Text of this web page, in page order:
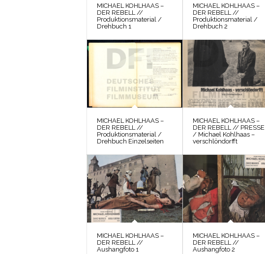
MICHAEL KOHLHAAS –
DER REBELL //
Produktionsmaterial /
Drehbuch 1
MICHAEL KOHLHAAS –
DER REBELL //
Produktionsmaterial /
Drehbuch 2
MICHAEL KOHLHAAS –
DER REBELL //
Produktionsmaterial /
Drehbuch Einzelseiten
MICHAEL KOHLHAAS –
DER REBELL // PRESSE
/ Michael Kohlhaas –
verschlöndorfft
MICHAEL KOHLHAAS –
DER REBELL //
Aushangfoto 1
MICHAEL KOHLHAAS –
DER REBELL //
Aushangfoto 2